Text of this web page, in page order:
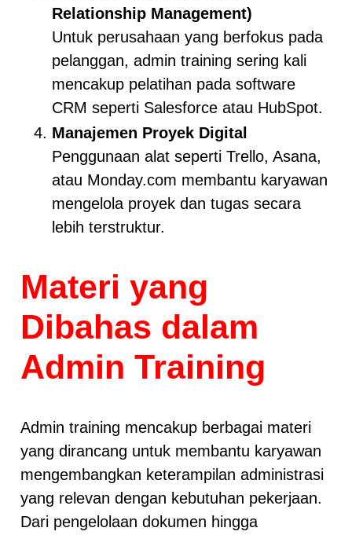
Relationship Management)
Untuk perusahaan yang berfokus pada
pelanggan, admin training sering kali
mencakup pelatihan pada software
CRM seperti Salesforce atau HubSpot.
Manajemen Proyek Digital
Penggunaan alat seperti Trello, Asana,
atau Monday.com membantu karyawan
mengelola proyek dan tugas secara
lebih terstruktur.
Materi yang
Dibahas dalam
Admin Training
Admin training mencakup berbagai materi
yang dirancang untuk membantu karyawan
mengembangkan keterampilan administrasi
yang relevan dengan kebutuhan pekerjaan.
Dari pengelolaan dokumen hingga